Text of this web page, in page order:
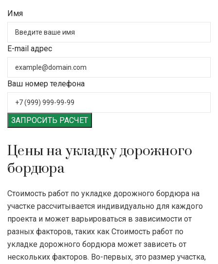
Имя
E-mail адрес
Ваш номер телефона
ЗАПРОСИТЬ РАСЧЕТ
Цены на укладку дорожного
бордюра
Стоимость работ по укладке дорожного бордюра на
участке рассчитывается индивидуально для каждого
проекта и может варьироваться в зависимости от
разных факторов, таких как Стоимость работ по
укладке дорожного бордюра может зависеть от
нескольких факторов. Во-первых, это размер участка,